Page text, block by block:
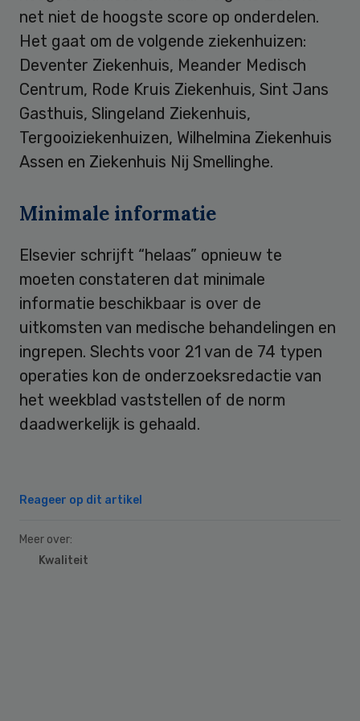
net niet de hoogste score op onderdelen.
Het gaat om de volgende ziekenhuizen:
Deventer Ziekenhuis, Meander Medisch
Centrum, Rode Kruis Ziekenhuis, Sint Jans
Gasthuis, Slingeland Ziekenhuis,
Tergooiziekenhuizen, Wilhelmina Ziekenhuis
Assen en Ziekenhuis Nij Smellinghe.
Minimale informatie
Elsevier schrijft “helaas” opnieuw te
moeten constateren dat minimale
informatie beschikbaar is over de
uitkomsten van medische behandelingen en
ingrepen. Slechts voor 21 van de 74 typen
operaties kon de onderzoeksredactie van
het weekblad vaststellen of de norm
daadwerkelijk is gehaald.
Reageer op dit artikel
Meer over:
Kwaliteit